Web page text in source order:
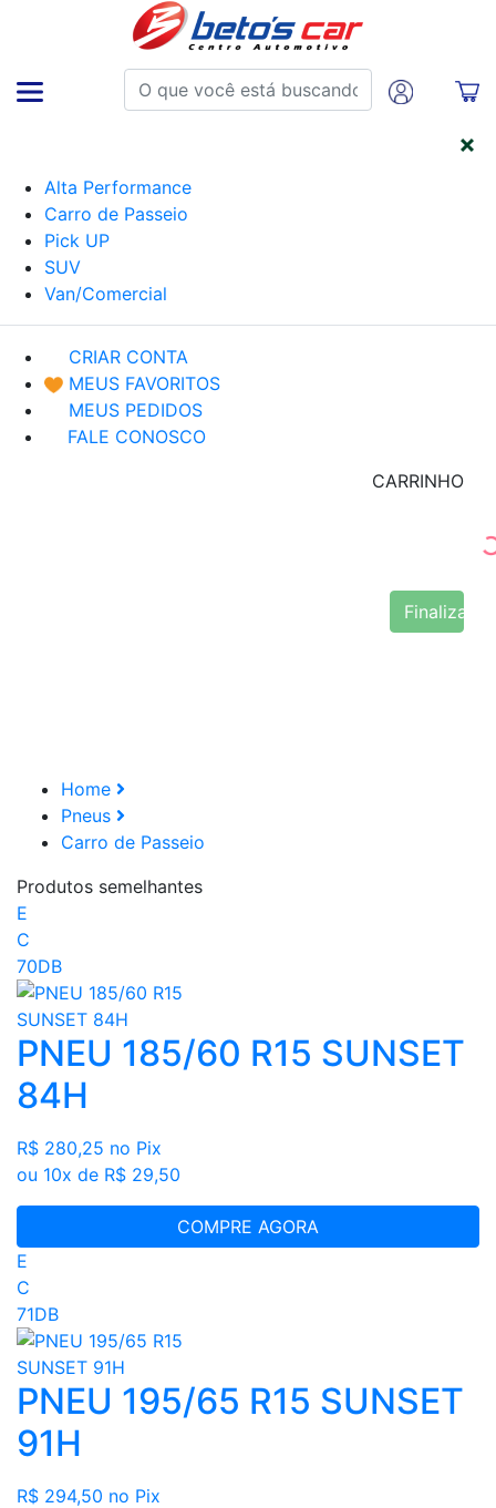
Alta Performance
Carro de Passeio
Pick UP
SUV
Van/Comercial
CRIAR CONTA
MEUS FAVORITOS
MEUS PEDIDOS
FALE CONOSCO
CARRINHO
Finalizar
Home
Pneus
Carro de Passeio
Produtos semelhantes
E
C
70DB
PNEU 185/60 R15 SUNSET
84H
R$ 280,25 no Pix
ou 10x de R$ 29,50
COMPRE AGORA
E
C
71DB
PNEU 195/65 R15 SUNSET
91H
R$ 294,50 no Pix